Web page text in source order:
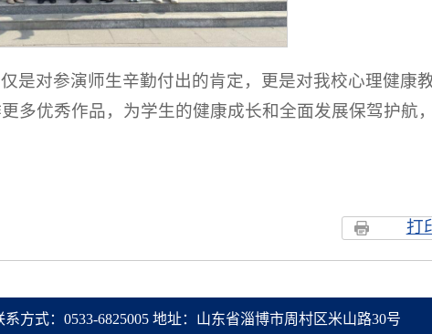
是对参演师生辛勤付出的肯定，更是对我校心理健康
多优秀作品，为学生的健康成长和全面发展保驾护航
打
方式：0533-6825005 地址：山东省淄博市周村区米山路30号